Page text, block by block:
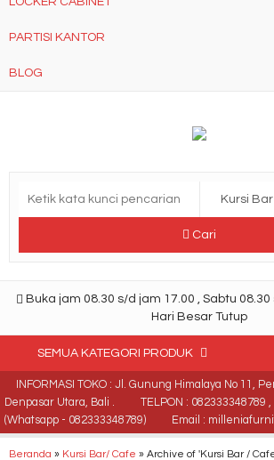
PARTISI KANTOR
BLOG
Cari
Buka jam 08.30 s/d jam 17.00 , Sabtu 08.30
Hari Besar Tutup
SEMUA KATEGORI PRODUK
INFORMASI TOKO : Jl. Gunung Himalaya No 11,
Denpasar Utara, Bali .
TELPON : 082333348789
(Whatsapp - 082333348789)
Email :
Beranda » Kursi Bar/ Cafe » Archive of 'Kursi Bar /